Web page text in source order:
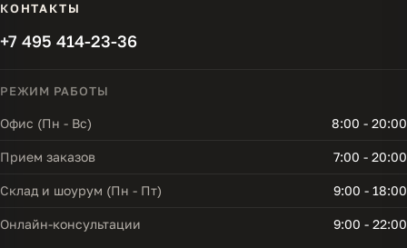
КОНТАКТЫ
+7 495 414-23-36
РЕЖИМ РАБОТЫ
Офис (Пн - Вс) 8:00 - 20:00
Прием заказов 7:00 - 20:00
Склад и шоурум (Пн - Пт) 9:00 - 18:00
Онлайн-консультации 9:00 - 22:00